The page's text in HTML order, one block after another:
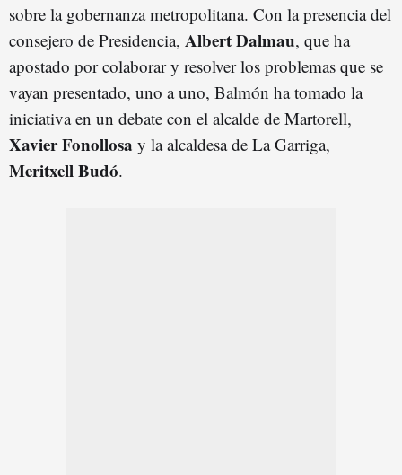
sobre la gobernanza metropolitana. Con la presencia del
consejero de Presidencia, Albert Dalmau, que ha
apostado por colaborar y resolver los problemas que se
vayan presentado, uno a uno, Balmón ha tomado la
iniciativa en un debate con el alcalde de Martorell,
Xavier Fonollosa y la alcaldesa de La Garriga,
Meritxell Budó.